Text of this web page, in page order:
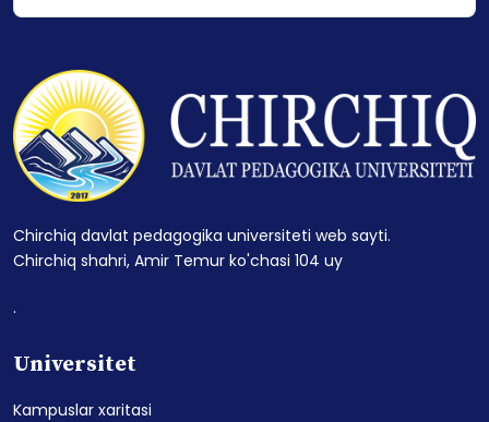
Chirchiq davlat pedagogika universiteti web sayti.
Chirchiq shahri, Amir Temur ko'chasi 104 uy
.
Universitet
Kampuslar xaritasi